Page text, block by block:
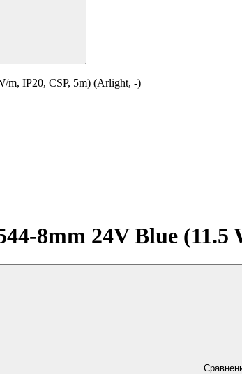
m, IP20, CSP, 5m) (Arlight, -)
8mm 24V Blue